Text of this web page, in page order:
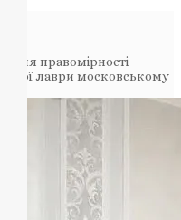
правомірності
лаври московському